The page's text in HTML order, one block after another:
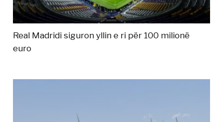
Real Madridi siguron yllin e ri për 100 milionë
euro